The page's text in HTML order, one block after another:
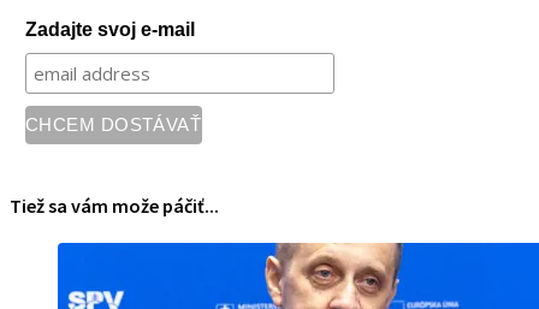
Zadajte svoj e-mail
Tiež sa vám može páčiť...